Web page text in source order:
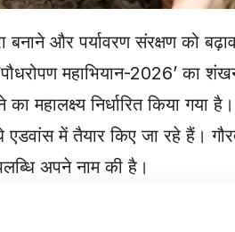
बनाने और पर्यावरण संरक्षण को
‘पौधरोपण महाभियान-2026’
महालक्ष्य निर्धारित किया
एडवांस में तैयार किए जा रहे हैं।
अपने नाम की है।